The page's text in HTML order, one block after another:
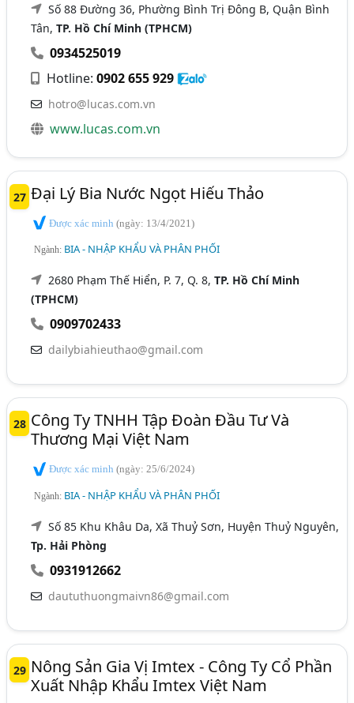
Số 88 Đường 36, Phường Bình Trị Đông B, Quận Bình
Tân,TP. Hồ Chí Minh (TPHCM)
0934525019
Hotline:0902 655 929
hotro@lucas.com.vn
www.lucas.com.vn
27 Đại Lý Bia Nước Ngọt Hiếu Thảo
Được xác minh(ngày: 13/4/2021)
Ngành: BIA - NHẬP KHẨU VÀ PHÂN PHỐI
2680 Phạm Thế Hiển, P. 7, Q. 8,TP. Hồ Chí Minh
(TPHCM)
0909702433
dailybiahieuthao@gmail.com
28 Công Ty TNHH Tập Đoàn Đầu Tư Và
Thương Mại Việt Nam
Được xác minh(ngày: 25/6/2024)
Ngành: BIA - NHẬP KHẨU VÀ PHÂN PHỐI
Số 85 Khu Khâu Da, Xã Thuỷ Sơn, Huyện Thuỷ Nguyên,
Tp. Hải Phòng
0931912662
daututhuongmaivn86@gmail.com
29 Nông Sản Gia Vị Imtex - Công Ty Cổ Phần
Xuất Nhập Khẩu Imtex Việt Nam